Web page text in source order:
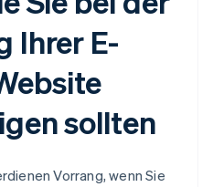
Ihrer E-
sollten
Vorrang, wenn Sie